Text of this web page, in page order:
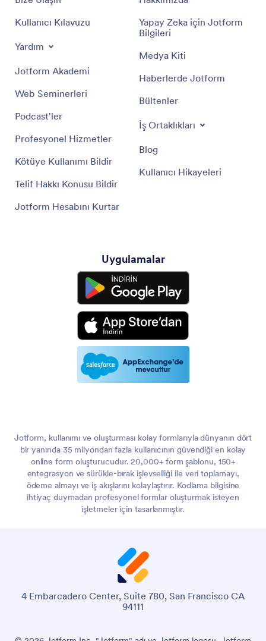
Kullanıcı Kılavuzu
Yardım
Jotform Akademi
Web Seminerleri
Podcast'ler
Profesyonel Hizmetler
Kötüye Kullanımı Bildir
Telif Hakkı Konusu Bildir
Jotform Hesabını Kurtar
Yapay Zeka için Jotform
Bilgileri
Medya Kiti
Haberlerde Jotform
Bültenler
İş Ortaklıkları
Blog
Kullanıcı Hikayeleri
Uygulamalar
Jotform, kullanımı ve oluşturması kolay formlarıyla dünyanın dört
bir yanında 35 milyondan fazla kullanıcının güvendiği en kolay
online form oluşturucudur. 20,000+ form şablonu, 150+
entegrasyon ve sürükle-bırak işlevselliği ile veri toplamayı,
ödeme almayı ve iş akışlarını kolaylaştırır. Kodlama bilgisine
ihtiyaç duymadan profesyonel formlar oluşturmak isteyen
işletmeler için tasarlanmıştır.
4 Embarcadero Center, Suite 780, San Francisco CA
94111